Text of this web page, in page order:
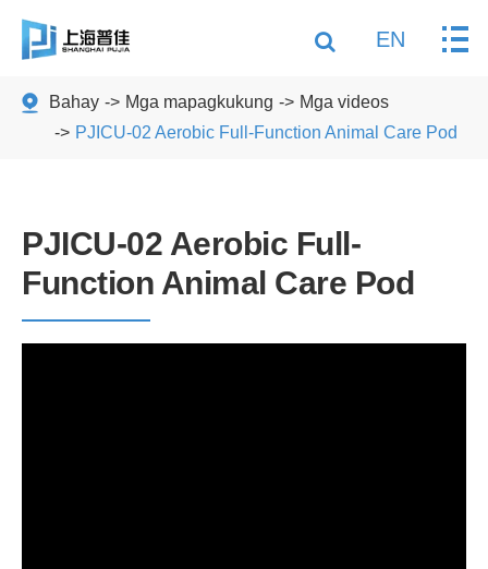
EN
Bahay Mga mapagkukung
Mga videos
PJICU-02 Aerobic Full-Function Animal Care Pod
PJICU-02 Aerobic Full-
Function Animal Care Pod